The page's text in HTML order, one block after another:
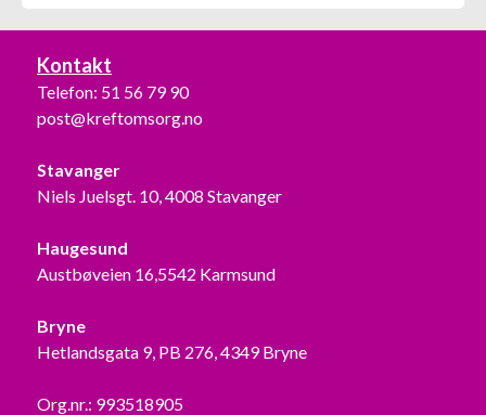
Kontakt
Telefon: 51 56 79 90
post@kreftomsorg.no
Stavanger
Niels Juelsgt. 10, 4008 Stavanger
Haugesund
Austbøveien 16,5542 Karmsund
Bryne
Hetlandsgata 9, PB 276, 4349 Bryne
Org.nr.: 993518905